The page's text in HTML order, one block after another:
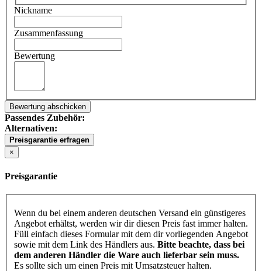
Nickname
Zusammenfassung
Bewertung
Bewertung abschicken
Passendes Zubehör:
Alternativen:
Preisgarantie erfragen
×
Preisgarantie
Wenn du bei einem anderen deutschen Versand ein günstigeres
Angebot erhältst, werden wir dir diesen Preis fast immer halten.
Füll einfach dieses Formular mit dem dir vorliegenden Angebot
sowie mit dem Link des Händlers aus. Bitte beachte, dass bei
dem anderen Händler die Ware auch lieferbar sein muss.
Es sollte sich um einen Preis mit Umsatzsteuer halten.